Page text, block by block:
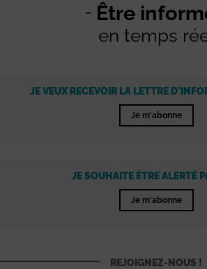
Être
en temps
JE VEUX RECEVOIR LA LETTRE
Je m'abonne
JE SOUHAITE ÊTRE ALERTÉ
Je m'abonne
REJOIGNEZ-NOUS !